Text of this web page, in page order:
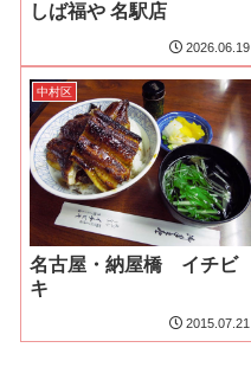
しば福や 名駅店
2026.06.19
中村区
名古屋・納屋橋 イチビ
キ
2015.07.21